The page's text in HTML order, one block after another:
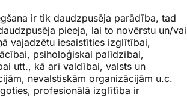
ir tik daudzpusēja parādība, tad
pieeja, lai to novērstu un/vai
vajadzētu iesaistīties izglītībai,
psiholoģiskai palīdzībai,
utt., kā arī valdībai, valsts un
nevalstiskām organizācijām u.c.
profesionālā izglītība ir